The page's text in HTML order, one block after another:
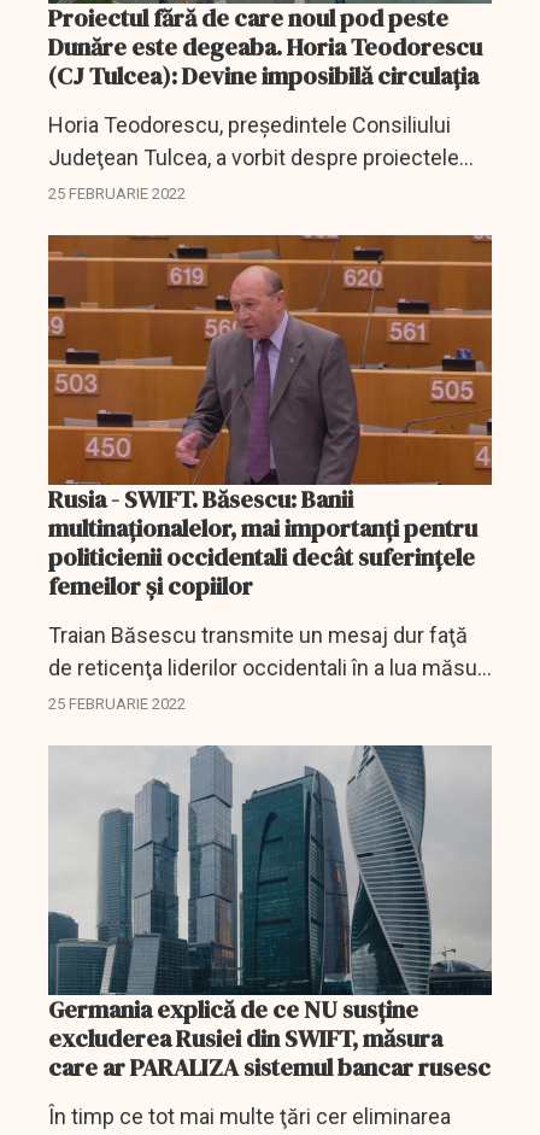
Proiectul fără de care noul pod peste
Dunăre este degeaba. Horia Teodorescu
(CJ Tulcea): Devine imposibilă circulaţia
Horia Teodorescu, preşedintele Consiliului
Judeţean Tulcea, a vorbit despre proiectele
care trebuie realizate astfel încât noul pod
dovedească...
25 FEBRUARIE 2022
Rusia - SWIFT. Băsescu: Banii
multinaţionalelor, mai importanţi pentru
politicienii occidentali decât suferinţele
femeilor şi copiilor
Traian Băsescu transmite un mesaj dur faţă
de reticenţa liderilor occidentali în a lua măsuri
cu adevărat dure împotriva Rusiei.
25 FEBRUARIE 2022
Germania explică de ce NU susţine
excluderea Rusiei din SWIFT, măsura
care ar PARALIZA sistemul bancar rusesc
În timp ce tot mai multe ţări cer eliminarea